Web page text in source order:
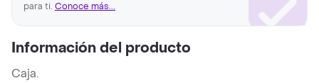
para ti. Conoce más...
Información del producto
Caja.